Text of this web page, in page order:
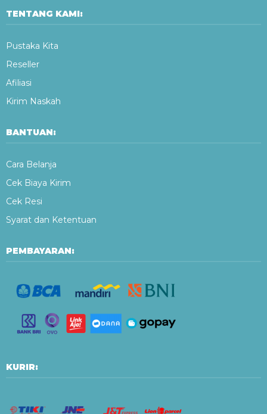
TENTANG KAMI:
Pustaka Kita
Reseller
Afiliasi
Kirim Naskah
BANTUAN:
Cara Belanja
Cek Biaya Kirim
Cek Resi
Syarat dan Ketentuan
PEMBAYARAN:
KURIR: